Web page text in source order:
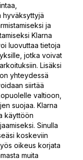
hyväksyttyjä
ja
Klarna
luovuttaa tietoja
jotka voivat
Lisäksi
yhteydessä
siirtää
valtioon,
suojaa. Klarna
käyttöön
Sinulla
koskeviin
oikeus korjata
muita